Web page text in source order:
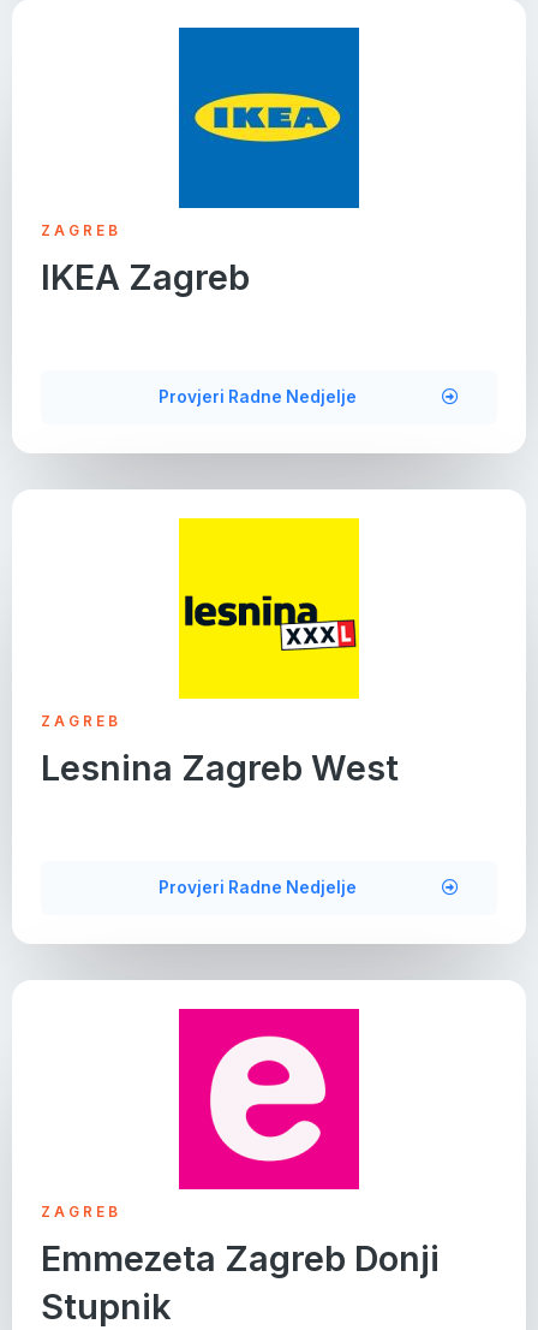
ZAGREB
IKEA Zagreb
Provjeri Radne Nedjelje
ZAGREB
Lesnina Zagreb West
Provjeri Radne Nedjelje
ZAGREB
Emmezeta Zagreb Donji
Stupnik